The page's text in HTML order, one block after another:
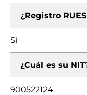
¿Registro
Si
¿Cuál es su
900522124